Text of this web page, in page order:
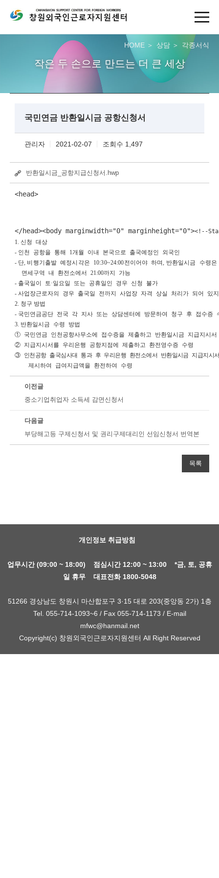
HOME 상담 각종서식
작은 두 손으로 만드는 더 큰 세상
국민연금 반환일시금 공항신청서
관리자 2021-02-07 조회수 1,497
반환일시금_공항지급신청서.hwp
<head>
</head><body marginwidth="0" marginheight="0"><!--
1. 신청 대상
- 인천 공항을 통해 1개월 이내 본국으로 출국예정인 외국인
- 단, 비행기출발 예정시각은 10:30~24:00전이어야 하며, 반환일시금 수령
면세구역 내 환전소에서 21:00까지 가능
- 출국일이 토·일요일 또는 공휴일인 경우 신청 불가
- 사업장근로자의 경우 출국일 전까지 사업장 자격 상실 처리가 되어
2. 청구 방법
- 국민연금공단 전국 각 지사 또는 상담센터에 방문하여 청구 후 접수증
3. 반환일시금 수령 방법
① 국민연금 인천공항사무소에 접수증을 제출하고 반환일시금 지급지시
② 지급지시서를 우리은행 공항지점에 제출하고 환전영수증 수령
③ 인천공항 출국심사대 통과 후 우리은행 환전소에서 반환일시금 지급지시
제시하여 급여지급액을 환전하여 수령
이전글
중소기업취업자 소득세 감면신청서
다음글
부당해고등 구제신청서 및 권리구제대리인 선임신청서 번역본
목록
개인정보 취급방침
업무시간 (09:00 ~ 18:00) 점심시간 12:00 ~ 13:00 *금, 토, 공휴
일 휴무 대표전화 1800-5048
51266 경상남도 창원시 마산합포구 3·15 대로 203(중앙동 2가) 1층
Tel. 055-714-1093~6 / Fax 055-714-1173 / E-mail
mfwc@hanmail.net
Copyright(c) 창원외국인근로자지원센터 All Right Reserved